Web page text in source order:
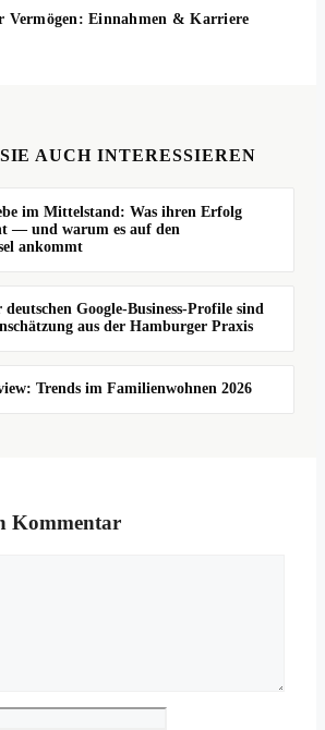
Vermögen: Einnahmen & Karriere
AUCH INTERESSIEREN
im Mittelstand: Was ihren Erfolg
— und warum es auf den
ankommt
Google-Business-Profile sind
aus der Hamburger Praxis
Trends im Familienwohnen 2026
Kommentar